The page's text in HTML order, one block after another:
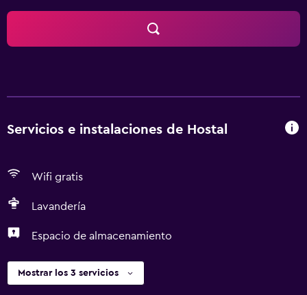
Servicios e instalaciones de Hostal
Wifi gratis
Lavandería
Espacio de almacenamiento
Mostrar los 3 servicios